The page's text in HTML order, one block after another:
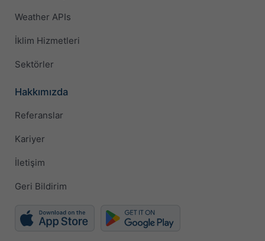
Weather APIs
İklim Hizmetleri
Sektörler
Hakkımızda
Referanslar
Kariyer
İletişim
Geri Bildirim